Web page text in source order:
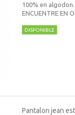
100% en
ENCUENTRE EN
DISPONIBLE
Pantalon jean